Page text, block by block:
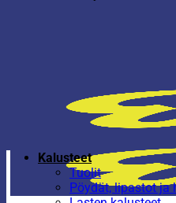
Kalusteet
Tuolit
Pöydät, lipastot ja